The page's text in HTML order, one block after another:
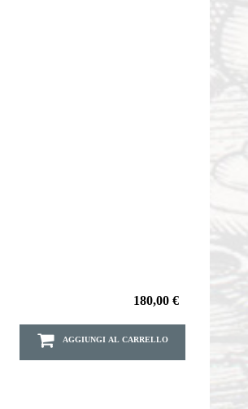
180,00 €
AGGIUNGI AL CARRELLO